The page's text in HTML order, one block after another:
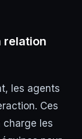
relation
les agents
Ces
charge les